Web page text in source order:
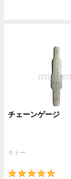
チェーンゲージ
キトー